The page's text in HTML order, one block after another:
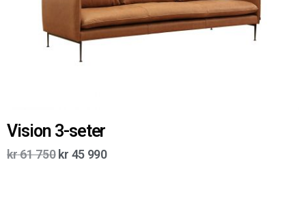
Vision 3-seter
kr61 750 kr 45 990